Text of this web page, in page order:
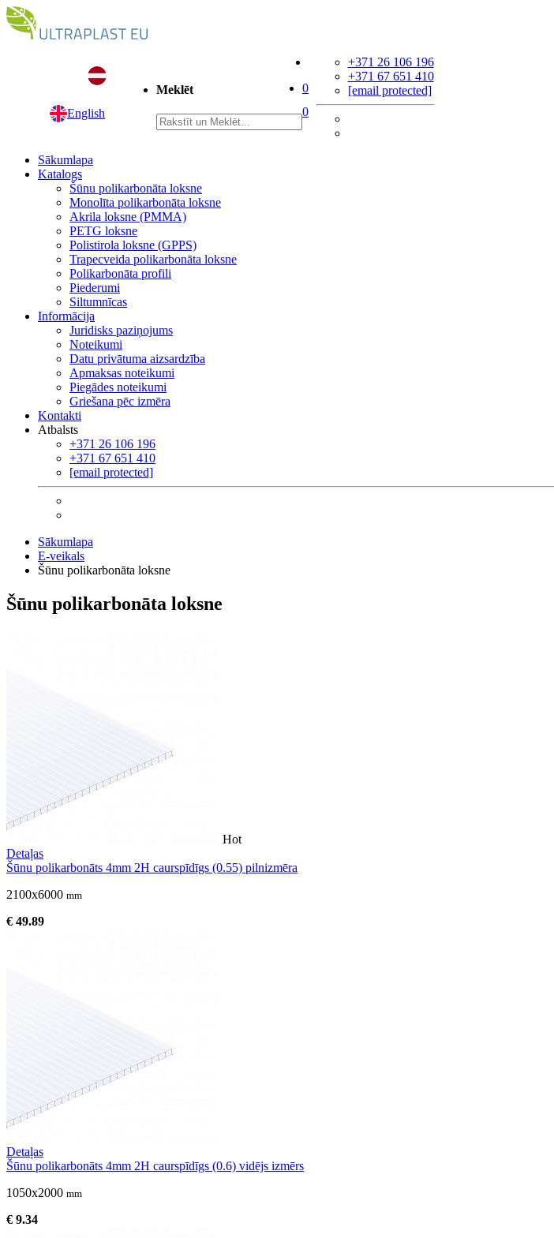
English
Meklēt
0
0
+371 26 106 196
+371 67 651 410
[email protected]
Sākumlapa
Katalogs
Šūnu polikarbonāta loksne
Monolīta polikarbonāta loksne
Akrila loksne (PMMA)
PETG loksne
Polistirola loksne (GPPS)
Trapecveida polikarbonāta loksne
Polikarbonāta profili
Piederumi
Siltumnīcas
Informācija
Juridisks paziņojums
Noteikumi
Datu privātuma aizsardzība
Apmaksas noteikumi
Piegādes noteikumi
Griešana pēc izmēra
Kontakti
Atbalsts
+371 26 106 196
+371 67 651 410
[email protected]
Sākumlapa
E-veikals
Šūnu polikarbonāta loksne
Šūnu polikarbonāta loksne
Hot
Detaļas
Šūnu polikarbonāts 4mm 2H caurspīdīgs (0.55) pilnizmēra
2100x6000 mm
€ 49.89
Detaļas
Šūnu polikarbonāts 4mm 2H caurspīdīgs (0.6) vidējs izmērs
1050x2000 mm
€ 9.34